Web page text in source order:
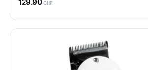
129.90CHF